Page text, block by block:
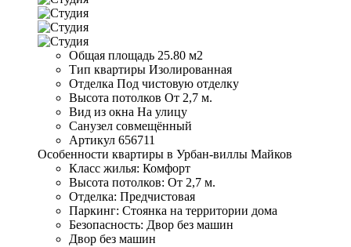
Общая площадь 25.80 м2
Тип квартиры Изолированная
Отделка Под чистовую отделку
Высота потолков От 2,7 м.
Вид из окна На улицу
Санузел совмещённый
Артикул 656711
Особенности квартиры в Урбан-виллы Майков
Класс жилья: Комфорт
Высота потолков: От 2,7 м.
Отделка: Предчистовая
Паркинг: Стоянка на территории дома
Безопасность: Двор без машин
Двор без машин